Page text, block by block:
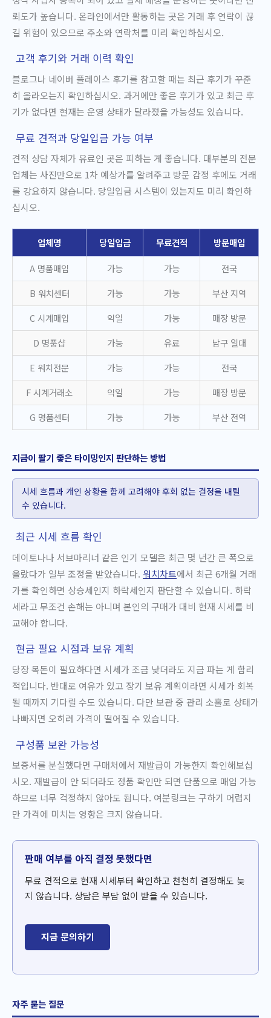
뢰도가 높습니다. 온라인에서만 활동하는 곳은 거래 후 연락이 끊
길 위험이 있으므로 주소와 연락처를 미리 확인하십시오.
고객 후기와 거래 이력 확인
블로그나 네이버 플레이스 후기를 참고할 때는 최근 후기가 꾸준
히 올라오는지 확인하십시오. 과거에만 좋은 후기가 있고 최근 후
기가 없다면 현재는 운영 상태가 달라졌을 가능성도 있습니다.
무료 견적과 당일입금 가능 여부
견적 상담 자체가 유료인 곳은 피하는 게 좋습니다. 대부분의 전문
업체는 사진만으로 1차 예상가를 알려주고 방문 감정 후에도 거래
를 강요하지 않습니다. 당일입금 시스템이 있는지도 미리 확인하
십시오.
업체명 당일입금 무료견적 방문매입
A 명품매입 가능 가능
전국
B 워치센터
가능 가능
부산 지역
C 시계매입
익일 가능
매장 방문
D 명품샵
가능 유료
남구 일대
E 워치전문
가능 가능
전국
F 시계거래소
익일 가능
매장 방문
G 명품센터
가능 가능 부산 전역
지금이 팔기 좋은 타이밍인지 판단하는 방법
시세 흐름과 개인 상황을 함께 고려해야 후회 없는 결정을 내릴
수 있습니다.
최근 시세 흐름 확인
데이토나나 서브마리너 같은 인기 모델은 최근 몇 년간 큰 폭으로
올랐다가 일부 조정을 받았습니다. 워치차트에서 최근 6개월 거래
가를 확인하면 상승세인지 하락세인지 판단할 수 있습니다. 하락
세라고 무조건 손해는 아니며 본인의 구매가 대비 현재 시세를 비
교해야 합니다.
현금 필요 시점과 보유 계획
당장 목돈이 필요하다면 시세가 조금 낮더라도 지금 파는 게 합리
적입니다. 반대로 여유가 있고 장기 보유 계획이라면 시세가 회복
될 때까지 기다릴 수도 있습니다. 다만 보관 중 관리 소홀로 상태가
나빠지면 오히려 가격이 떨어질 수 있습니다.
구성품 보완 가능성
보증서를 분실했다면 구매처에서 재발급이 가능한지 확인해보십
시오. 재발급이 안 되더라도 정품 확인만 되면 단품으로 매입 가능
하므로 너무 걱정하지 않아도 됩니다. 여분링크는 구하기 어렵지
만 가격에 미치는 영향은 크지 않습니다.
판매 여부를 아직 결정 못했다면
무료 견적으로 현재 시세부터 확인하고 천천히 결정해도 늦
지 않습니다. 상담은 부담 없이 받을 수 있습니다.
지금 문의하기
자주 묻는 질문